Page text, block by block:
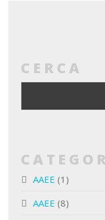
CERCA
AAEE (1)
AAEE (8)